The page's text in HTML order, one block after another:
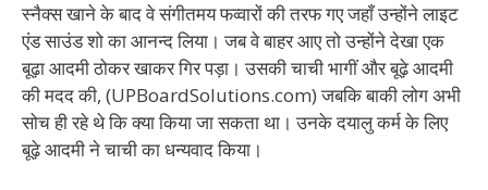
स्नैक्स खाने के बाद वे संगीतमय फव्वारों की तरफ गए जहाँ उन्होंने लाइट
एंड साउंड शो का आनन्द लिया। जब वे बाहर आए तो उन्होंने देखा एक
बूढ़ा आदमी ठोकर खाकर गिर पड़ा। उसकी चाची भागीं और बूढ़े आदमी
की मदद की, (UPBoardSolutions.com) जबकि बाकी लोग अभी
सोच ही रहे थे कि क्या किया जा सकता था। उनके दयालु कर्म के लिए
बूढ़े आदमी ने चाची का धन्यवाद किया।